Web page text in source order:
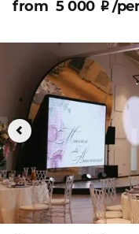
from 5 000 ₽/